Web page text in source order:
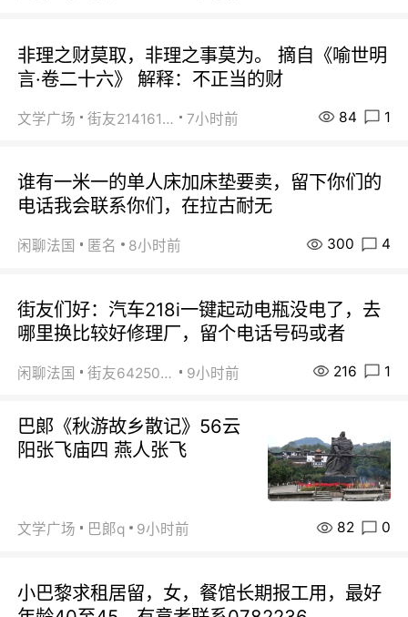
非理之财莫取，非理之事莫为。 摘自《喻世明
言·卷二十六》 解释：不正当的财
文学广场 街友21416156 7小时前 84 1
谁有一米一的单人床加床垫要卖，留下你们的
电话我会联系你们，在拉古耐无
闲聊法国 匿名 8小时前 300 4
街友们好：汽车218i一键起动电瓶没电了，去
哪里换比较好修理厂，留个电话号码或者
闲聊法国 街友64250024 9小时前 216 1
巴郞《秋游故乡散记》56云
阳张飞庙四 燕人张飞
文学广场 巴郞q 9小时前 82 0
小巴黎求租居留，女，餐馆长期报工用，最好